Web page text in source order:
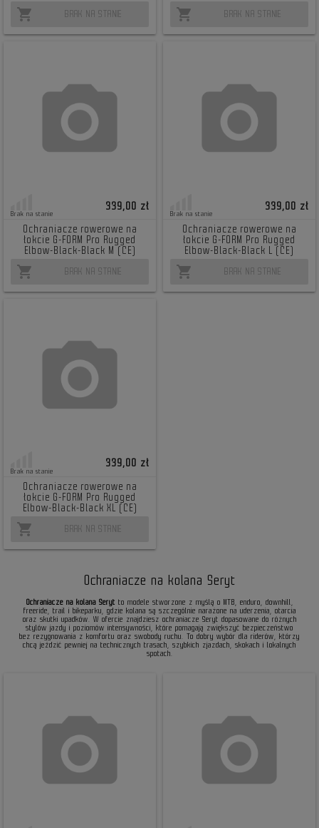
shopping_cart BRAK NA STANIE shopping_cart BRAK NA STANIE
Brak na stanie
339,00 zł
Ochraniacze rowerowe na
łokcie G-FORM Pro Rugged
Elbow-Black-Black M (CE)
shopping_cart BRAK NA STANIE
Brak na stanie
339,00 zł
Ochraniacze rowerowe na
łokcie G-FORM Pro Rugged
Elbow-Black-Black L (CE)
shopping_cart BRAK NA STANIE
Brak na stanie
339,00 zł
Ochraniacze rowerowe na
łokcie G-FORM Pro Rugged
Elbow-Black-Black XL (CE)
shopping_cart BRAK NA STANIE
Ochraniacze na kolana Seryt
Ochraniacze na kolana Seryt to modele stworzone z myślą o MTB, enduro, downhill,
freeride, trail i bikeparku, gdzie kolana są szczególnie narażone na uderzenia, otarcia
oraz skutki upadków. W ofercie znajdziesz ochraniacze Seryt dopasowane do różnych
stylów jazdy i poziomów intensywności, które pomagają zwiększyć bezpieczeństwo
bez rezygnowania z komfortu oraz swobody ruchu. To dobry wybór dla riderów, którzy
chcą jeździć pewniej na technicznych trasach, szybkich zjazdach, skokach i lokalnych
spotach.